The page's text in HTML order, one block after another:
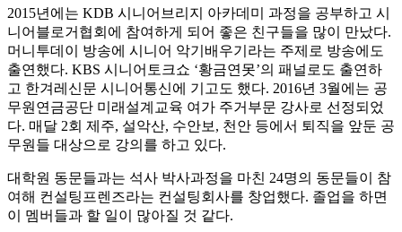
2015년에는 KDB 시니어브리지 아카데미 과정을 공부하고 시
니어블로거협회에 참여하게 되어 좋은 친구들을 많이 만났다.
머니투데이 방송에 시니어 악기배우기라는 주제로 방송에도
출연했다. KBS 시니어토크쇼 ‘황금연못’의 패널로도 출연하
고 한겨레신문 시니어통신에 기고도 했다. 2016년 3월에는 공
무원연금공단 미래설계교육 여가 주거부문 강사로 선정되었
다. 매달 2회 제주, 설악산, 수안보, 천안 등에서 퇴직을 앞둔 공
무원들 대상으로 강의를 하고 있다.
대학원 동문들과는 석사 박사과정을 마친 24명의 동문들이 참
여해 컨설팅프렌즈라는 컨설팅회사를 창업했다. 졸업을 하면
이 멤버들과 할 일이 많아질 것 같다.